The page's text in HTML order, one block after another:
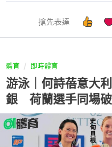
搶先表達
體育 即時體育
游泳｜何詩蓓意大
銀 荷蘭選手同場